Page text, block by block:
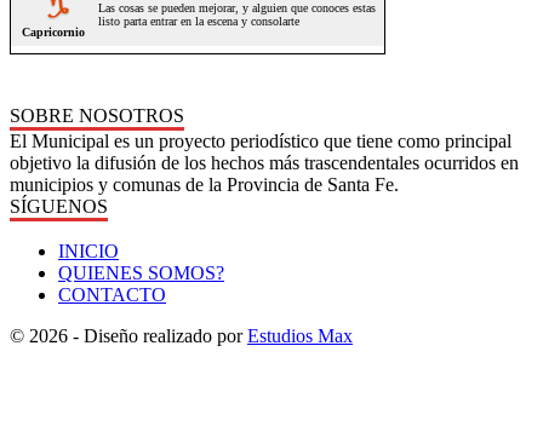
SOBRE NOSOTROS
El Municipal es un proyecto periodístico que tiene como principal
objetivo la difusión de los hechos más trascendentales ocurridos en
municipios y comunas de la Provincia de Santa Fe.
SÍGUENOS
INICIO
QUIENES SOMOS?
CONTACTO
© 2026 - Diseño realizado porEstudios Max